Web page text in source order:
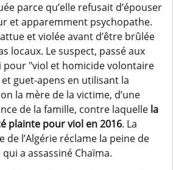
parce qu’elle refusait d’épouser
et apparemment psychopathe.
et violée avant d’être brûlée
locaux. Le suspect, passé aux
pour "viol et homicide volontaire
guet-apens en utilisant la
la mère de la victime, d’une
de la famille, contre laquelle la
plainte pour viol en 2016. La
de l’Algérie réclame la peine de
a assassiné Chaïma.